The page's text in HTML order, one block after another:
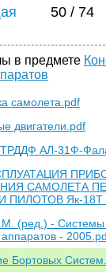
50 / 74
в предмете
самолета.pdf
двигатели.pdf
ТРДДФ АЛ-31Ф-
САМОЛЕТА
ПИЛОТОВ Як-18Т
(ред.) - Системы
-
Бортовых